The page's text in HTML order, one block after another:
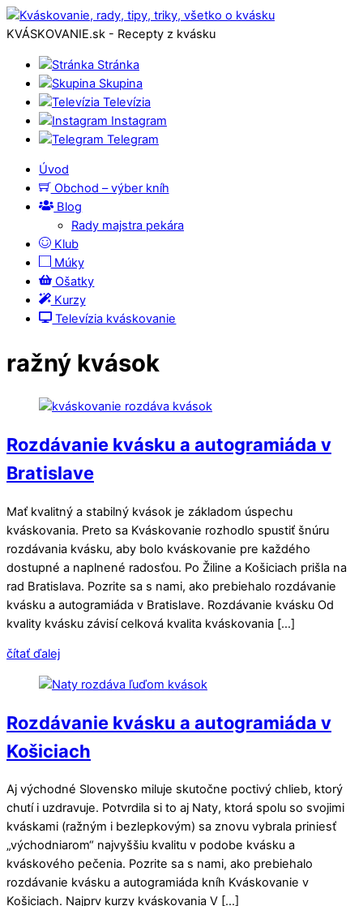
KVÁSKOVANIE.sk - Recepty z kvásku
Stránka
Skupina
Televízia
Instagram
Telegram
Úvod
Obchod – výber kníh
Blog
Rady majstra pekára
Klub
Múky
Ošatky
Kurzy
Televízia kváskovanie
ražný kvások
Rozdávanie kvásku a autogramiáda v
Bratislave
Mať kvalitný a stabilný kvások je základom úspechu
kváskovania. Preto sa Kváskovanie rozhodlo spustiť šnúru
rozdávania kvásku, aby bolo kváskovanie pre každého
dostupné a naplnené radosťou. Po Žiline a Košiciach prišla na
rad Bratislava. Pozrite sa s nami, ako prebiehalo rozdávanie
kvásku a autogramiáda v Bratislave. Rozdávanie kvásku Od
kvality kvásku závisí celková kvalita kváskovania […]
čítať ďalej
Rozdávanie kvásku a autogramiáda v
Košiciach
Aj východné Slovensko miluje skutočne poctivý chlieb, ktorý
chutí i uzdravuje. Potvrdila si to aj Naty, ktorá spolu so svojimi
kváskami (ražným i bezlepkovým) sa znovu vybrala priniesť
„východniarom“ najvyššiu kvalitu v podobe kvásku a
kváskového pečenia. Pozrite sa s nami, ako prebiehalo
rozdávanie kvásku a autogramiáda kníh Kváskovanie v
Košiciach. Najprv kurzy kváskovania V […]